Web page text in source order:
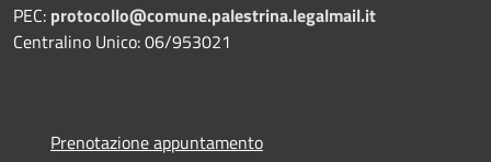
PEC: protocollo@comune.palestrina.legalmail.it
Centralino Unico: 06/953021
Prenotazione appuntamento